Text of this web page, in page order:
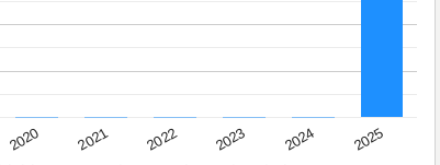
2020 2021 2022 2023 2024 2025